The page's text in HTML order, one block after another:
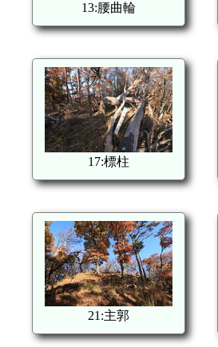
13:腰曲輪
17:標柱
21:主郭